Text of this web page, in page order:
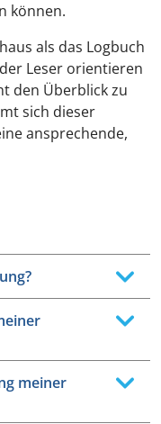
können.
als das Logbuch
Leser orientieren
den Überblick zu
sich dieser
ansprechende,
meiner